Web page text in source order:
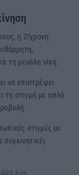
η 27χρονη
τη μεγάλη νίκη.
να επιστρέψει
τη στιγμή με απλό
στιγμές με